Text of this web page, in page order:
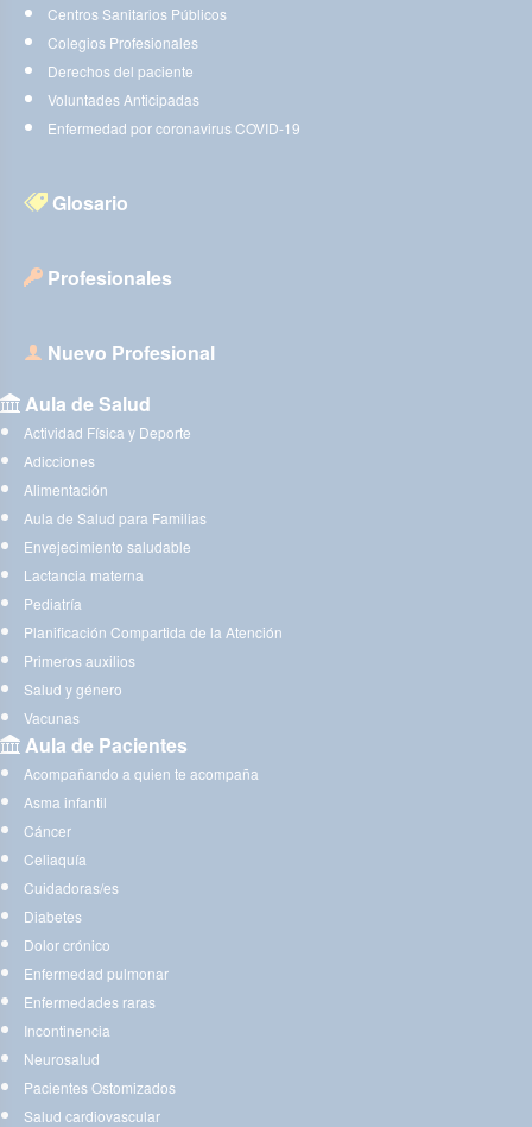
Centros Sanitarios Públicos
Colegios Profesionales
Derechos del paciente
Voluntades Anticipadas
Enfermedad por coronavirus COVID-19
Glosario
Profesionales
Nuevo Profesional
Aula de Salud
Actividad Física y Deporte
Adicciones
Alimentación
Aula de Salud para Familias
Envejecimiento saludable
Lactancia materna
Pediatría
Planificación Compartida de la Atención
Primeros auxilios
Salud y género
Vacunas
Aula de Pacientes
Acompañando a quien te acompaña
Asma infantil
Cáncer
Celiaquía
Cuidadoras/es
Diabetes
Dolor crónico
Enfermedad pulmonar
Enfermedades raras
Incontinencia
Neurosalud
Pacientes Ostomizados
Salud cardiovascular